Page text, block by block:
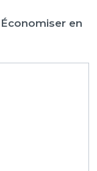
Économiser en